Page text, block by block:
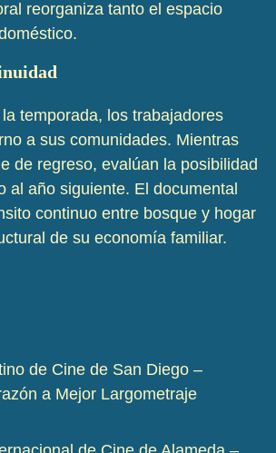
reorganiza tanto el espacio
temporada, los trabajadores
a sus comunidades. Mientras
de regreso, evalúan la posibilidad
al año siguiente. El documental
continuo entre bosque y hogar
de su economía familiar.
de Cine de San Diego –
a Mejor Largometraje